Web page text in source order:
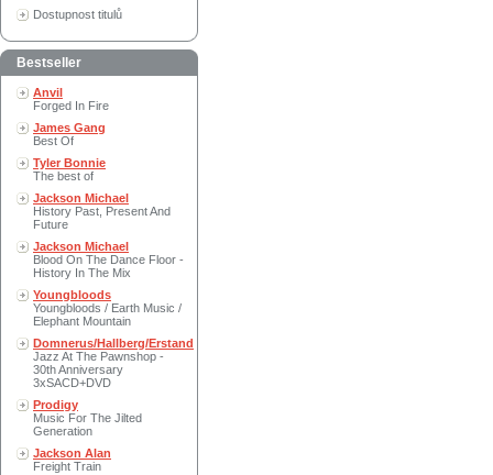
Dostupnost titulů
Bestseller
Anvil
Forged In Fire
James Gang
Best Of
Tyler Bonnie
The best of
Jackson Michael
History Past, Present And
Future
Jackson Michael
Blood On The Dance Floor -
History In The Mix
Youngbloods
Youngbloods / Earth Music /
Elephant Mountain
Domnerus/Hallberg/Erstand
Jazz At The Pawnshop -
30th Anniversary
3xSACD+DVD
Prodigy
Music For The Jilted
Generation
Jackson Alan
Freight Train